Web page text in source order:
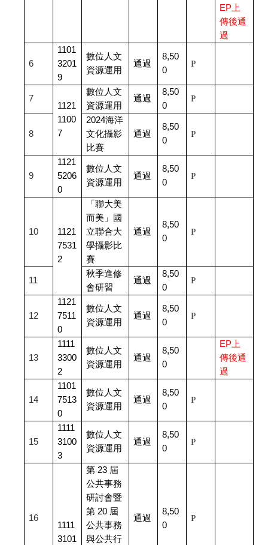
EP上
傳後通
過
6
1101
3201
9
數位人文
資源運用
通過
8,50
0
P
7
1121
1100
7
數位人文
資源運用
通過
8,50
0
P
8
2024海洋
文化攝影
比賽
通過
8,50
0
P
9
1121
5206
0
數位人文
資源運用
通過
8,50
0
P
10
1121
7531
2
「聯大美
而美」國
立聯合大
學攝影比
賽
通過
8,50
0
P
11
秋季進修
會研習
通過
8,50
0
P
12
1121
7511
0
數位人文
資源運用
通過
8,50
0
P
13
1111
3300
2
數位人文
資源運用
通過
8,50
0
EP 上
傳後通
過
14
1101
7513
0
數位人文
資源運用
通過
8,50
0
P
15
1111
3100
3
數位人文
資源運用
通過
8,50
0
P
16
1111
3101
第 23 屆
公共事務
研討會暨
第 20 屆
公共事務
與公共行
通過
8,50
0
P